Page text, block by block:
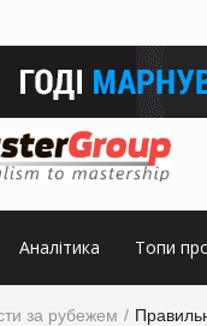
Аналітика Топи
за рубежем